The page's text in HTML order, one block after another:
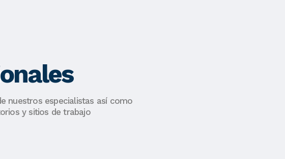
nuestros especialistas así como
y sitios de trabajo